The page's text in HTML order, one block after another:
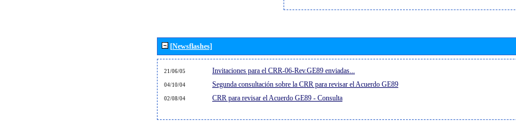
[Newsflashes]
21/06/05 Invitaciones para el CRR-06-Rev.GE89 enviadas...
04/10/04 Segunda consultación sobre la CRR para revisar el Acuerdo GE89
02/08/04 CRR para revisar el Acuerdo GE89 - Consulta